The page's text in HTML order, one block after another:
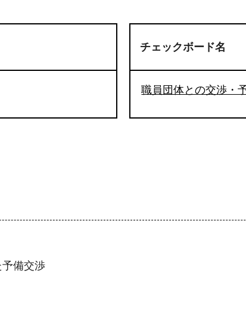
チェックボード名
職員団体との交渉・
備交渉